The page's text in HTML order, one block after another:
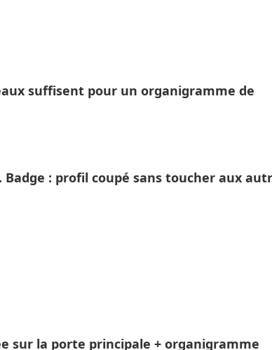
suffisent pour un organigramme de
: profil coupé sans toucher aux
sur la porte principale + organigramme